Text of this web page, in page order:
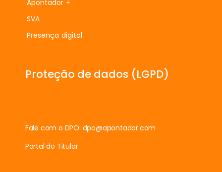
Apontador +
SVA
Presença digital
Proteção de dados (LGPD)
Fale com o DPO: dpo@apontador.com
Portal do Titular